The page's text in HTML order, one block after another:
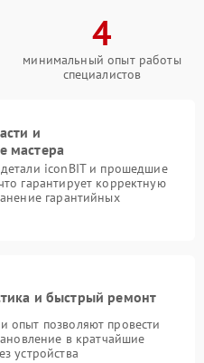
4
минимальный опыт работы
специалистов
и
мастера
iconBIT и прошедшие
гарантирует корректную
гарантийных
и быстрый ремонт
опыт позволяют провести
в кратчайшие
устройства